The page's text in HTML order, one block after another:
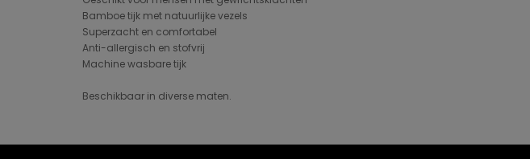
Bamboe tijk met natuurlijke vezels
Superzacht en comfortabel
Anti-allergisch en stofvrij
Machine wasbare tijk
Beschikbaar in diverse maten.